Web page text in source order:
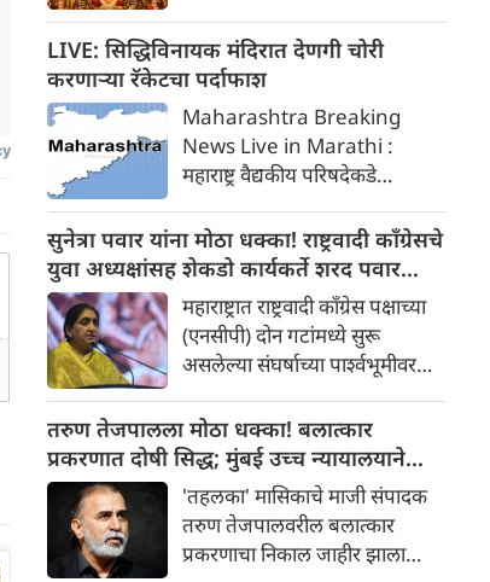
उपमुख्यमंत्री एकनाथ शिंदे यांनी मोठे
पाऊल उचलले आहे. त्यांनी मंदिराला
देणग्या, सोन्या-चांदीचे दागिने आणि
इतर मौल्यवान वस्तूंच्या विशेष
लेखापरीक्षणाचे आदेश दिले आहेत.
या संपूर्ण चौकशीची जबाबदारी
अतिरिक्त मुख्य सचिव असीम गुप्ता
यांच्याकडे सोपवण्यात आली आहे.
LIVE: सिद्धिविनायक मंदिरात देणगी चोरी
करणाऱ्या रॅकेटचा पर्दाफाश
Maharashtra Breaking
News Live in Marathi :
महाराष्ट्र वैद्यकीय परिषदेकडे
सीसीएमपी डॉक्टरांना नोंदणी
देण्याच्या निर्णयाच्या निषेधार्थ खासगी
डॉक्टरांनी पुकारलेल्या
अनिश्चितकालीन संपाचा परिणाम
आता शहरातील आरोग्य व्यवस्थेवर
स्पष्टपणे दिसून येत आहे.
सुनेत्रा पवार यांना मोठा धक्का! राष्ट्रवादी काँग्रेसचे
युवा अध्यक्षांसह शेकडो कार्यकर्ते शरद पवार
गटात सामील
महाराष्ट्रात राष्ट्रवादी काँग्रेस पक्षाच्या
(एनसीपी) दोन गटांमध्ये सुरू
असलेल्या संघर्षाच्या पार्श्वभूमीवर
समोर आली आहे. उपमुख्यमंत्री सुनेत्रा
पवार यांच्या नेतृत्वाखालील राष्ट्रवादी
काँग्रेस गटाला ठाण्यात मोठा धक्का
बसला आहे. पक्षाचे ठाणे शहर युवा
अध्यक्ष वीरू वाघमारे आणि
सरचिटणीस हेमंत वाणी यांच्यासह
तरुण तेजपालला मोठा धक्का! बलात्कार
प्रकरणात दोषी सिद्ध; मुंबई उच्च न्यायालयाने
कनिष्ठ न्यायालयाचा निकाल फिरवला!
'तहलका' मासिकाचे माजी संपादक
तरुण तेजपालवरील बलात्कार
प्रकरणाचा निकाल जाहीर झाला